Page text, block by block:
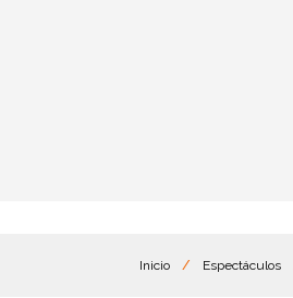
Inicio / Espectáculos